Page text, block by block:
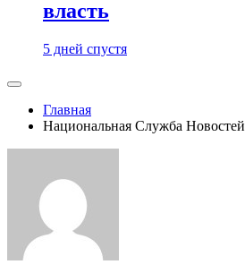
власть
5 дней спустя
Главная
Национальная Служба Новостей